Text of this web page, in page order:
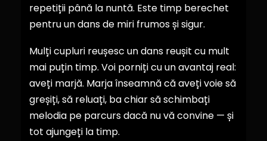
repetiții până la nuntă. Este timp berechet
pentru un dans de miri frumos și sigur.
Mulți cupluri reușesc un dans reușit cu mult
mai puțin timp. Voi porniți cu un avantaj real:
aveți marjă. Marja înseamnă că aveți voie să
greșiți, să reluați, ba chiar să schimbați
melodia pe parcurs dacă nu vă convine — și
tot ajungeți la timp.